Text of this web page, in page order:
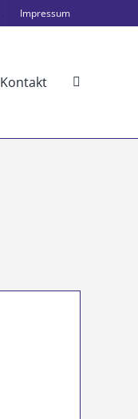
Impressum
Kontakt